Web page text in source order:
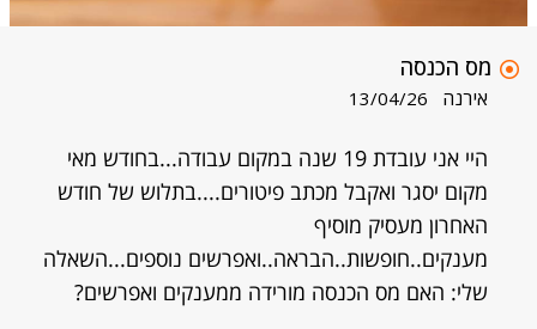
מס הכנסה
אירנה 13/04/26
היי אני עובדת 19 שנה במקום עבודה...בחודש מאי
מקום יסגר ואקבל מכתב פיטורים....בתלוש של חודש
האחרון מעסיק מוסיף
מענקים..חופשות..הבראה..ואפרשים נוספים...השאלה
שלי: האם מס הכנסה מורידה ממענקים ואפרשים?